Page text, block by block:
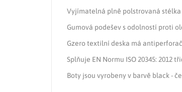
Vyjímatelná plně polstrovaná
Gumová podešev s odolností proti
Gzero textilní deska má
Splňuje EN Normu ISO 20345: 2012
Boty jsou vyrobeny v barvě black -